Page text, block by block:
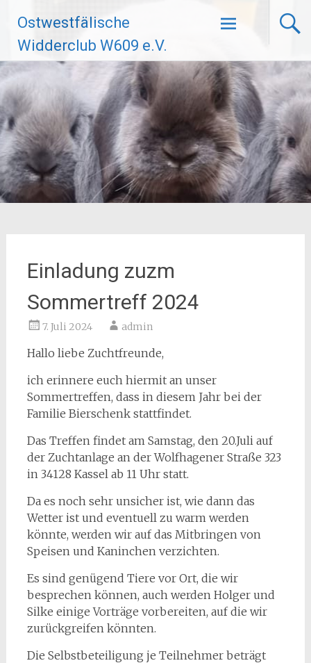
Inhalt
springen
Ostwestfälische
Widderclub W609 e.V.
Einladung zuzm
Sommertreff 2024
7. Juli 2024 admin
Hallo liebe Zuchtfreunde,
ich erinnere euch hiermit an unser
Sommertreffen, dass in diesem Jahr bei der
Familie Bierschenk stattfindet.
Das Treffen findet am Samstag, den 20.Juli auf
der Zuchtanlage an der Wolfhagener Straße 323
in 34128 Kassel ab 11 Uhr statt.
Da es noch sehr unsicher ist, wie dann das
Wetter ist und eventuell zu warm werden
könnte, werden wir auf das Mitbringen von
Speisen und Kaninchen verzichten.
Es sind genügend Tiere vor Ort, die wir
besprechen können, auch werden Holger und
Silke einige Vorträge vorbereiten, auf die wir
zurückgreifen könnten.
Die Selbstbeteiligung je Teilnehmer beträgt